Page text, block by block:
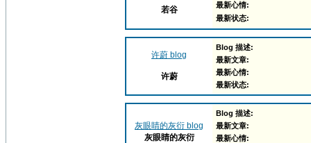
若谷
最新心情:
最新状态:
许蔚 blog
许蔚
Blog 描述:
最新文章:
最新心情:
最新状态:
灰眼睛的灰衍 blog
灰眼睛的灰衍
Blog 描述:
最新文章:
最新心情: